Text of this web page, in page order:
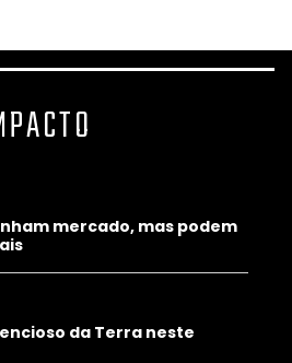
mercado, mas podem
da Terra neste